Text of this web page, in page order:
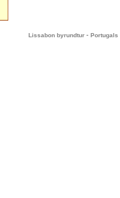
Lissabon byrundtur - Portugals